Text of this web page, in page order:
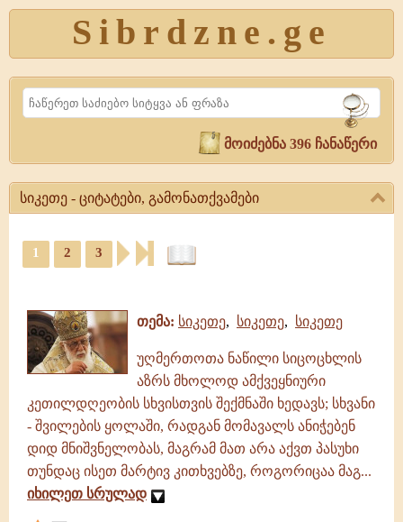
Sibrdzne.ge
Search
მოიძებნა 396 ჩანაწერი
სიკეთე - ციტატები, გამონათქვამები
ციტატები,
გამონათქვამები,
ციტატები,
ამონარიდები
გამონათქვამები
1 2 3
თემა: სიკეთე, სიკეთე, სიკეთე
უღმერთოთა ნაწილი სიცოცხლის
აზრს მხოლოდ ამქვეყნიური
კეთილდღეობის სხვისთვის შექმნაში ხედავს; სხვანი
- შვილების ყოლაში, რადგან მომავალს ანიჭებენ
დიდ მნიშვნელობას, მაგრამ მათ არა აქვთ პასუხი
თუნდაც ისეთ მარტივ კითხვებზე, როგორიცაა მაგ...
იხილეთ სრულად